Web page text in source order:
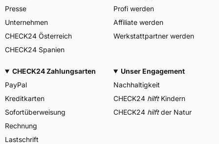
Presse
Unternehmen
CHECK24 Österreich
CHECK24 Spanien
Profi werden
Affiliate werden
Werkstattpartner werden
CHECK24 Zahlungsarten
PayPal
Kreditkarten
Sofortüberweisung
Rechnung
Lastschrift
Unser Engagement
Nachhaltigkeit
CHECK24 hilftKindern
CHECK24 hilftder Natur